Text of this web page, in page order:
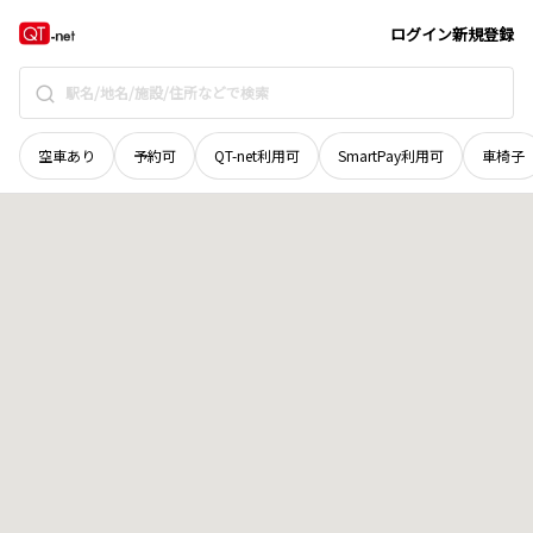
ログイン新規登録
空車あり 予約可 QT-net利用可 SmartPay利用可 車椅子
長野県